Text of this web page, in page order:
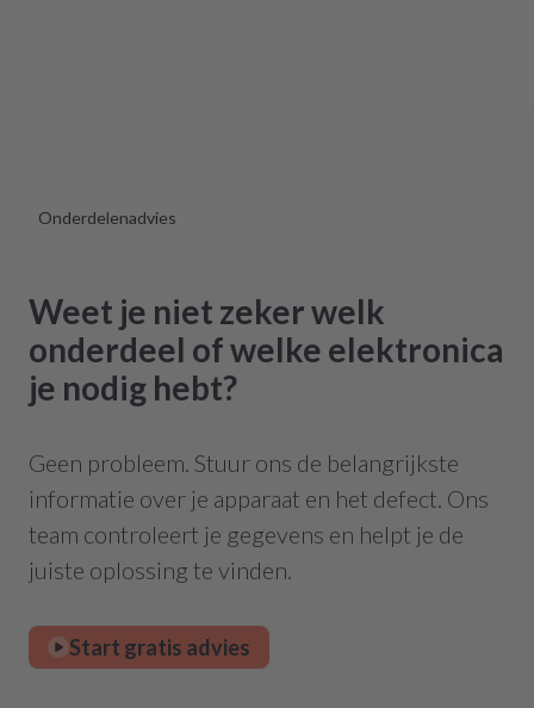
Onderdelenadvies
Weet je niet zeker welk
onderdeel of welke elektronica
je nodig hebt?
Geen probleem. Stuur ons de belangrijkste
informatie over je apparaat en het defect. Ons
team controleert je gegevens en helpt je de
juiste oplossing te vinden.
Start gratis advies